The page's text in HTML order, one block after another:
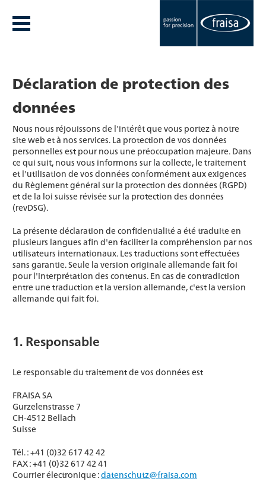
Déclaration de protection des
données
Nous nous réjouissons de l'intérêt que vous portez à notre
site web et à nos services. La protection de vos données
personnelles est pour nous une préoccupation majeure. Dans
ce qui suit, nous vous informons sur la collecte, le traitement
et l'utilisation de vos données conformément aux exigences
du Règlement général sur la protection des données (RGPD)
et de la loi suisse révisée sur la protection des données
(revDSG).
La présente déclaration de confidentialité a été traduite en
plusieurs langues afin d'en faciliter la compréhension par nos
utilisateurs internationaux. Les traductions sont effectuées
sans garantie. Seule la version originale allemande fait foi
pour l'interprétation des contenus. En cas de contradiction
entre une traduction et la version allemande, c'est la version
allemande qui fait foi.
1. Responsable
Le responsable du traitement de vos données est
FRAISA SA
Gurzelenstrasse 7
CH-4512 Bellach
Suisse
Tél. : +41 (0)32 617 42 42
FAX : +41 (0)32 617 42 41
Courrier électronique :datenschutz@fraisa.com